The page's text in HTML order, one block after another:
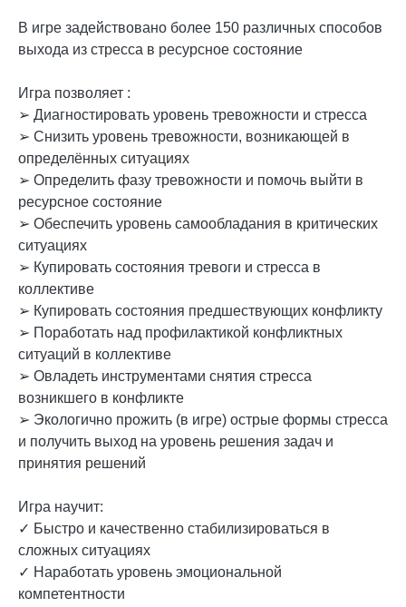
В игре задействовано более 150 различных способов
выхода из стресса в ресурсное состояние
Игра позволяет :
➢ Диагностировать уровень тревожности и стресса
➢ Снизить уровень тревожности, возникающей в
определённых ситуациях
➢ Определить фазу тревожности и помочь выйти в
ресурсное состояние
➢ Обеспечить уровень самообладания в критических
ситуациях
➢ Купировать состояния тревоги и стресса в
коллективе
➢ Купировать состояния предшествующих конфликту
➢ Поработать над профилактикой конфликтных
ситуаций в коллективе
➢ Овладеть инструментами снятия стресса
возникшего в конфликте
➢ Экологично прожить (в игре) острые формы стресса
и получить выход на уровень решения задач и
принятия решений
Игра научит:
✓ Быстро и качественно стабилизироваться в
сложных ситуациях
✓ Наработать уровень эмоциональной
компетентности